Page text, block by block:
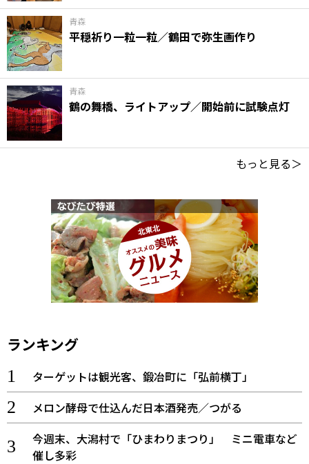
青森
平穏祈り一粒一粒／鶴田で弥生画作り
青森
鶴の舞橋、ライトアップ／開始前に試験点灯
もっと見る＞
ランキング
ターゲットは観光客、鍛冶町に「弘前横丁」
メロン酵母で仕込んだ日本酒発売／つがる
今週末、大潟村で「ひまわりまつり」 ミニ電車など
催し多彩